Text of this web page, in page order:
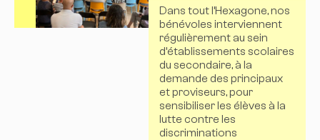
Dans tout l’Hexagone, nos
bénévoles interviennent
régulièrement au sein
d’établissements scolaires
du secondaire, à la
demande des principaux
et proviseurs, pour
sensibiliser les élèves à la
lutte contre les
discriminations